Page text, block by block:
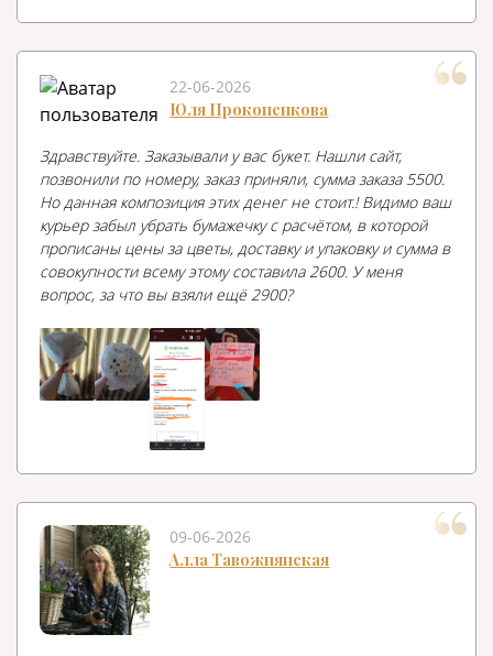
22-06-2026
Юля Прокопенкова
Здравствуйте. Заказывали у вас букет. Нашли сайт,
позвонили по номеру, заказ приняли, сумма заказа 5500.
Но данная композиция этих денег не стоит.! Видимо ваш
курьер забыл убрать бумажечку с расчётом, в которой
прописаны цены за цветы, доставку и упаковку и сумма в
совокупности всему этому составила 2600. У меня
вопрос, за что вы взяли ещё 2900?
09-06-2026
Алла Тавожнянская